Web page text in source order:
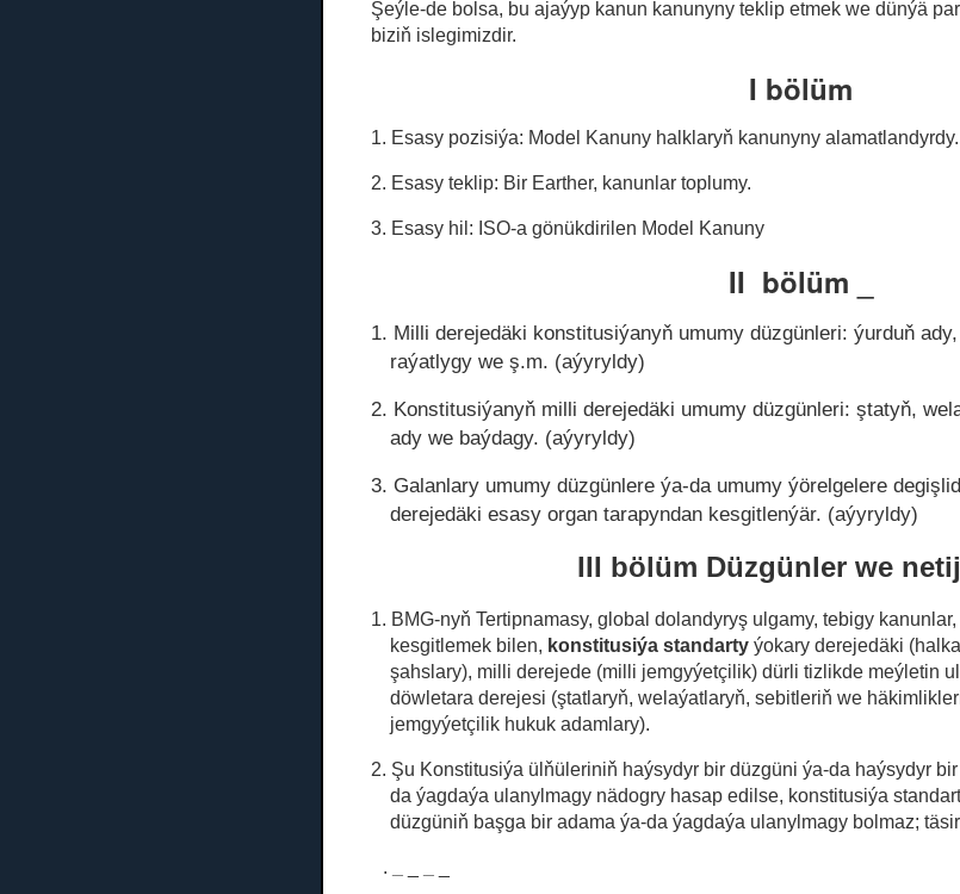
Şeýle-de bolsa, bu ajaýyp kanun kanunyny teklip etmek we dünýä
biziň islegimizdir.
I bölüm
1. Esasy pozisiýa: Model Kanuny halklaryň kanunyny alamatlandyrdy.
2. Esasy teklip: Bir Earther, kanunlar toplumy.
3. Esasy hil: ISO-a gönükdirilen Model Kanuny
II bölüm
1. Milli derejedäki konstitusiýanyň umumy düzgünleri: ýurduň
raýatlygy we ş.m. (aýyryldy)
2. Konstitusiýanyň milli derejedäki umumy düzgünleri: ştatyň,
ady we baýdagy. (aýyryldy)
3. Galanlary umumy düzgünlere ýa-da umumy ýörelgelere
derejedäki esasy organ tarapyndan kesgitlenýär. (aýyryldy)
III bölüm Düzgünler we
1. BMG-nyň Tertipnamasy, global dolandyryş ulgamy, tebigy
kesgitlemek bilen, konstitusiýa standarty ýokary derejedäki
şahslary), milli derejede (milli jemgyýetçilik) dürli tizlikde meýletin
döwletara derejesi (ştatlaryň, welaýatlaryň, sebitleriň we
jemgyýetçilik hukuk adamlary).
2. Şu Konstitusiýa ülňüleriniň haýsydyr bir düzgüni ýa-da haýsydyr
da ýagdaýa ulanylmagy nädogry hasap edilse, konstitusiýa
düzgüniň başga bir adama ýa-da ýagdaýa ulanylmagy bolmaz;
.